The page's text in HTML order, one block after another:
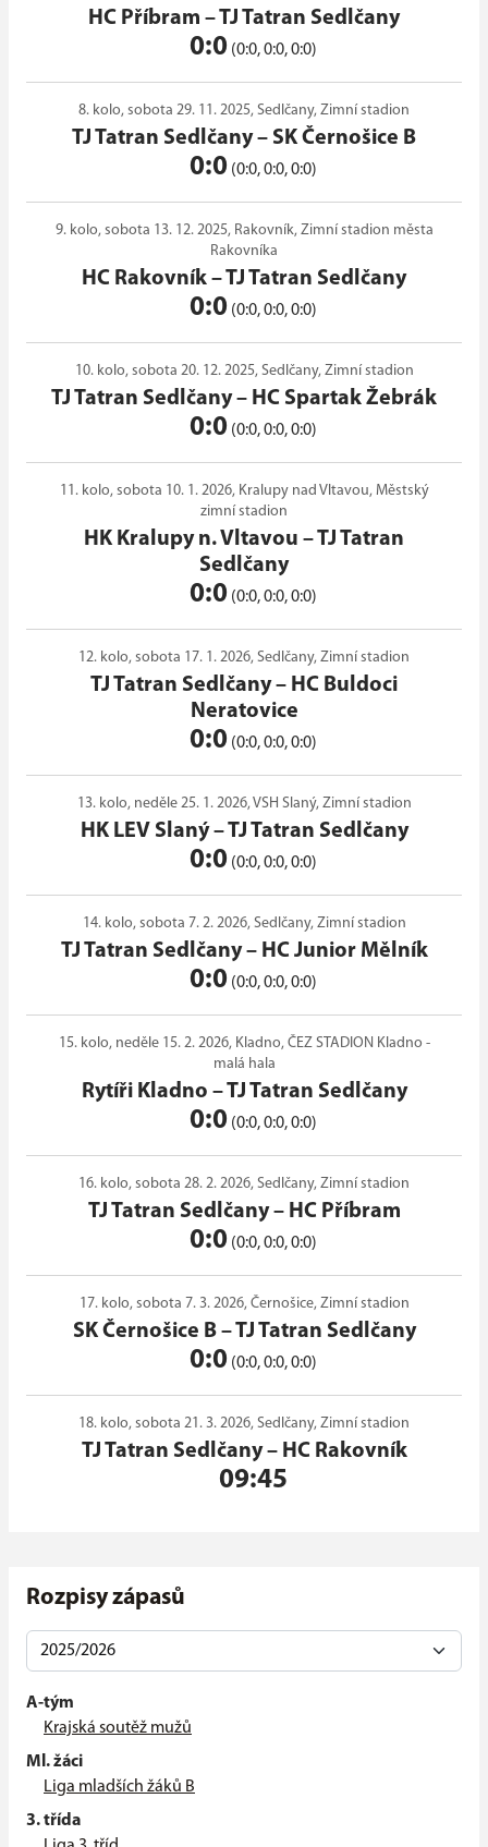
HC Příbram –TJ Tatran Sedlčany
0:0 (0:0, 0:0, 0:0)
8. kolo, sobota 29. 11. 2025, Sedlčany, Zimní stadion
TJ Tatran Sedlčany– SK Černošice B
0:0 (0:0, 0:0, 0:0)
9. kolo, sobota 13. 12. 2025, Rakovník, Zimní stadion města
Rakovníka
HC Rakovník –TJ Tatran Sedlčany
0:0 (0:0, 0:0, 0:0)
10. kolo, sobota 20. 12. 2025, Sedlčany, Zimní stadion
TJ Tatran Sedlčany– HC Spartak Žebrák
0:0 (0:0, 0:0, 0:0)
11. kolo, sobota 10. 1. 2026, Kralupy nad Vltavou, Městský
zimní stadion
HK Kralupy n. Vltavou –TJ Tatran
Sedlčany
0:0 (0:0, 0:0, 0:0)
12. kolo, sobota 17. 1. 2026, Sedlčany, Zimní stadion
TJ Tatran Sedlčany– HC Buldoci
Neratovice
0:0 (0:0, 0:0, 0:0)
13. kolo, neděle 25. 1. 2026, VSH Slaný, Zimní stadion
HK LEV Slaný–TJ Tatran Sedlčany
0:0 (0:0, 0:0, 0:0)
14. kolo, sobota 7. 2. 2026, Sedlčany, Zimní stadion
TJ Tatran Sedlčany– HC Junior Mělník
0:0 (0:0, 0:0, 0:0)
15. kolo, neděle 15. 2. 2026, Kladno, ČEZ STADION Kladno -
malá hala
Rytíři Kladno –TJ Tatran Sedlčany
0:0 (0:0, 0:0, 0:0)
16. kolo, sobota 28. 2. 2026, Sedlčany, Zimní stadion
TJ Tatran Sedlčany– HC Příbram
0:0 (0:0, 0:0, 0:0)
17. kolo, sobota 7. 3. 2026, Černošice, Zimní stadion
SK Černošice B–TJ Tatran Sedlčany
0:0 (0:0, 0:0, 0:0)
18. kolo, sobota 21. 3. 2026, Sedlčany, Zimní stadion
TJ Tatran Sedlčany– HC Rakovník
09:45
Rozpisy zápasů
A-tým
Krajská soutěž mužů
Ml. žáci
Liga mladších žáků B
3. třída